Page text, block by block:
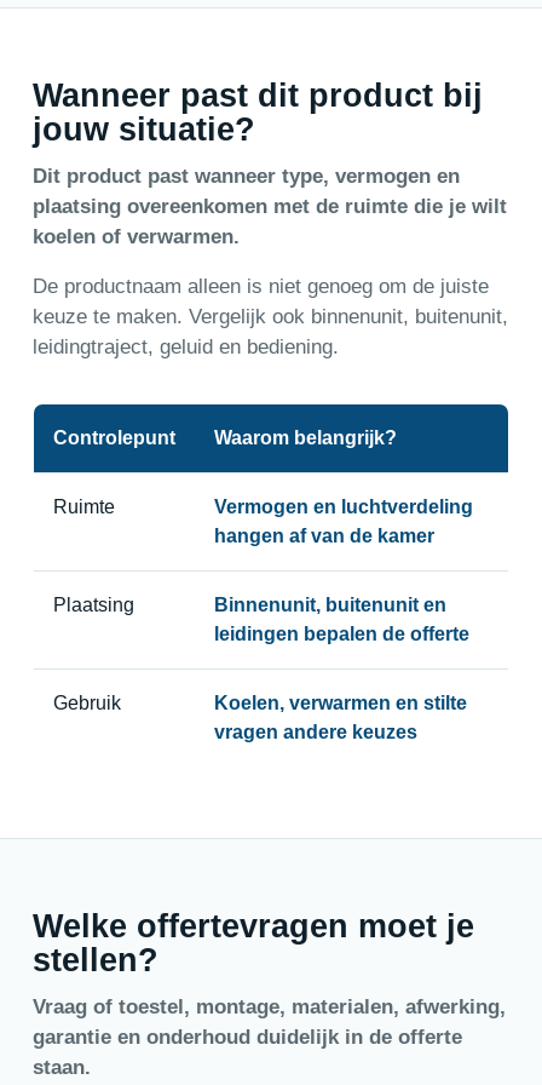
Wanneer past dit product bij
jouw situatie?
Dit product past wanneer type, vermogen en
plaatsing overeenkomen met de ruimte die je wilt
koelen of verwarmen.
De productnaam alleen is niet genoeg om de juiste
keuze te maken. Vergelijk ook binnenunit, buitenunit,
leidingtraject, geluid en bediening.
Controlepunt Waarom belangrijk?
Ruimte
Vermogen en luchtverdeling
hangen af van de kamer
Plaatsing
Binnenunit, buitenunit en
leidingen bepalen de offerte
Gebruik
Koelen, verwarmen en stilte
vragen andere keuzes
Welke offertevragen moet je
stellen?
Vraag of toestel, montage, materialen, afwerking,
garantie en onderhoud duidelijk in de offerte
staan.